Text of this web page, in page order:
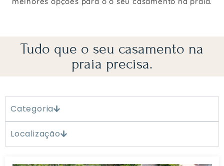
Tudo que o seu casamento na
praia precisa.
Categoria
Localização